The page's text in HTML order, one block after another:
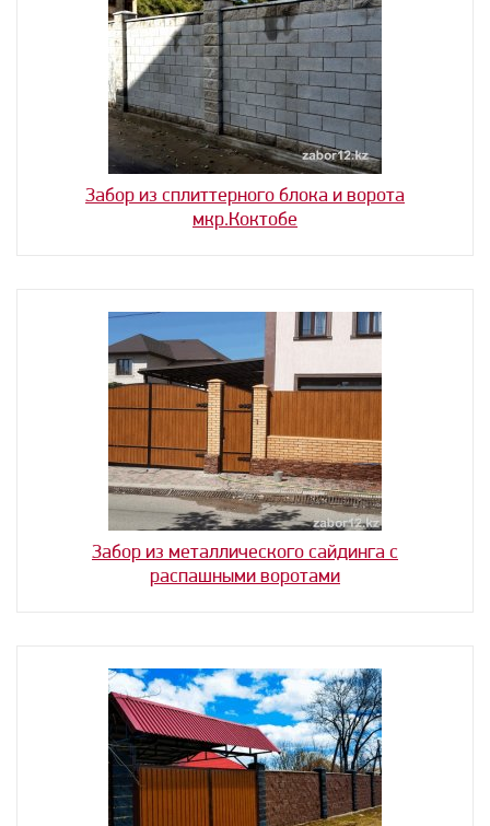
Забор из сплиттерного блока и ворота
мкр.Коктобе
Забор из металлического сайдинга с
распашными воротами